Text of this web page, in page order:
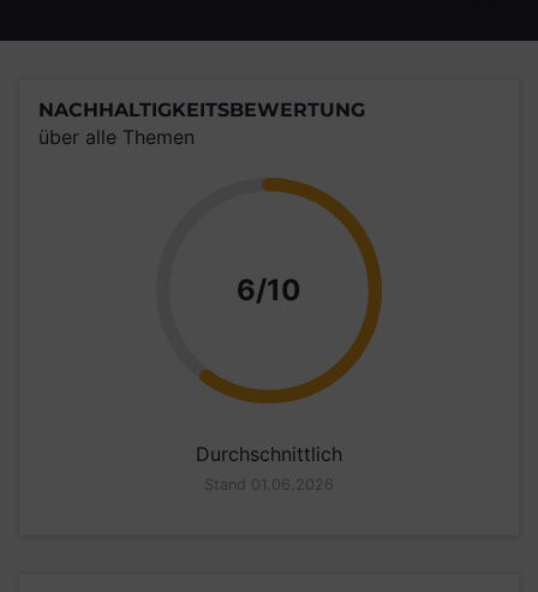
NACHHALTIGKEITSBEWERTUNG
über alle Themen
6/10 Punkte
Durchschnittlich
Stand 01.06.2026